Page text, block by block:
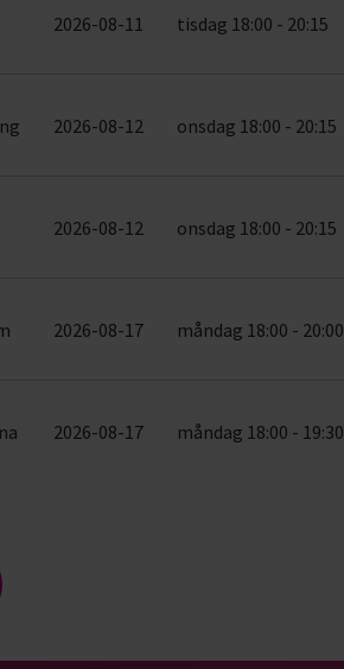
2026-08-11 tisdag 18:00 - 20:15
2026-08-12 onsdag 18:00 - 20:15
2026-08-12 onsdag 18:00 - 20:15
2026-08-17 måndag 18:00 - 20:00
2026-08-17 måndag 18:00 - 19:30